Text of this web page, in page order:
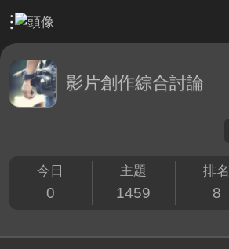
影片創作區 › 影片創作綜合討論
影片創作綜合討論
今日
0
主題
1459
排名
8